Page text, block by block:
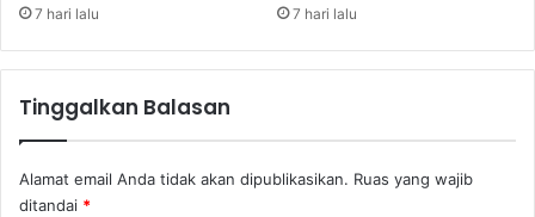
m
G
a
B
u
7 hari lalu 7 hari lalu
Tinggalkan Balasan
Alamat email Anda tidak akan dipublikasikan. Ruas yang wajib
ditandai *